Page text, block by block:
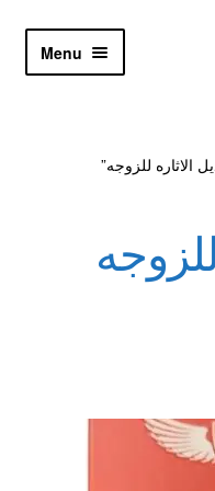
Menu
الاثاره للزوجه”